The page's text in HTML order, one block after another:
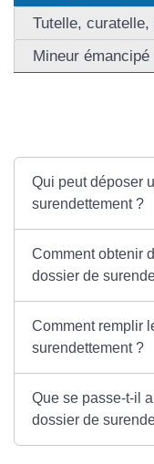
Tutelle,
Mineur émancipé
Qui peut déposer
surendettement ?
Comment obtenir
dossier de
Comment remplir
surendettement ?
Que se passe-t-il
dossier de